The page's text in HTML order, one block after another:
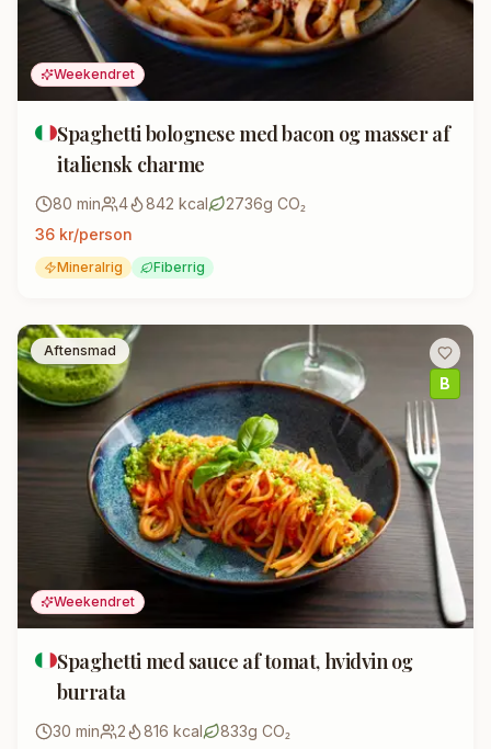
Weekendret
Spaghetti bolognese med bacon og masser af
italiensk charme
80 min 4 842 kcal 2736g CO₂
36 kr/person
Mineralrig Fiberrig
Weekendret
Aftensmad
B
Spaghetti med sauce af tomat, hvidvin og
burrata
30 min 2 816 kcal 833g CO₂